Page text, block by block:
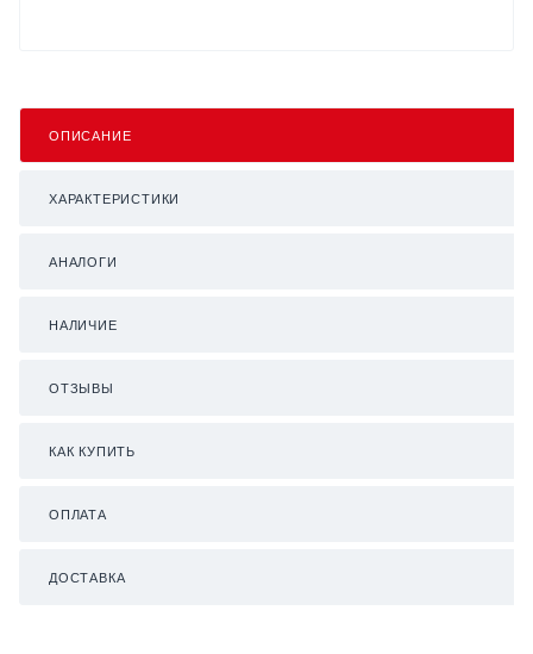
ОПИСАНИЕ
ХАРАКТЕРИСТИКИ
АНАЛОГИ
НАЛИЧИЕ
ОТЗЫВЫ
КАК КУПИТЬ
ОПЛАТА
ДОСТАВКА